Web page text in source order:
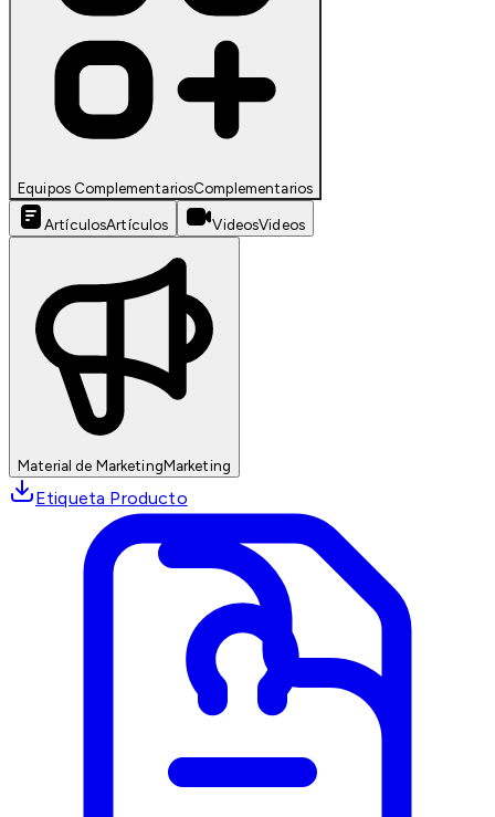
Equipos ComplementariosComplementarios
ArtículosArtículos VideosVideos
Material de MarketingMarketing
Etiqueta Producto